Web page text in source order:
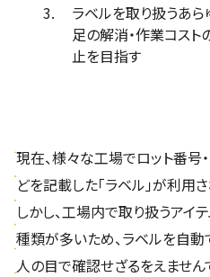
ラベルを取り扱うあ
足の解消・作業コスト
止を目指す
現在、様々な工場でロット番号
どを記載した「ラベル」が利用さ
しかし、工場内で取り扱うアイ
種類が多いため、ラベルを自動
人の目で確認せざるをえません